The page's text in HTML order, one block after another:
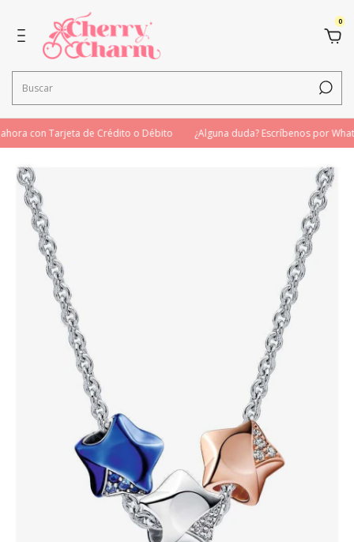
0
con Tarjeta de Crédito o Débito ¿Alguna duda? Escríbenos por